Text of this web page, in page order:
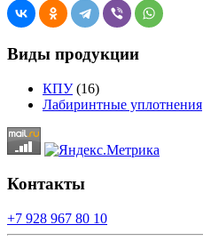
Виды продукции
КПУ(16)
Лабиринтные уплотнения
Контакты
+7 928 967 80 10